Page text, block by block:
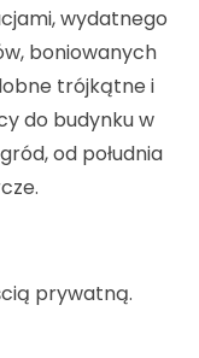
wydatnego
boniowanych
trójkątne i
do budynku w
od południa
prywatną.